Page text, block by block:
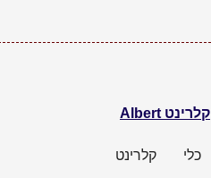
קלרינט Albert
כלי קלרינט